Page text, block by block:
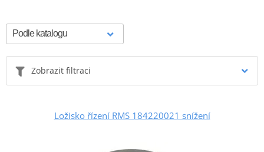
Zobrazit filtraci
Ložisko řízení RMS 184220021 snížení